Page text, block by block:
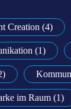
Creation (4)
(1)
im Raum (1)